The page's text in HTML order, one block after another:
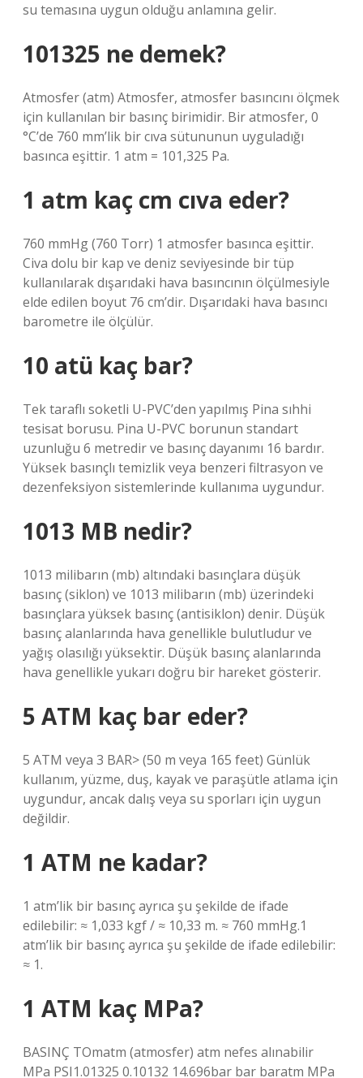
su temasına uygun olduğu anlamına gelir.
101325 ne demek?
Atmosfer (atm) Atmosfer, atmosfer basıncını ölçmek
için kullanılan bir basınç birimidir. Bir atmosfer, 0
°C’de 760 mm’lik bir cıva sütununun uyguladığı
basınca eşittir. 1 atm = 101,325 Pa.
1 atm kaç cm cıva eder?
760 mmHg (760 Torr) 1 atmosfer basınca eşittir.
Civa dolu bir kap ve deniz seviyesinde bir tüp
kullanılarak dışarıdaki hava basıncının ölçülmesiyle
elde edilen boyut 76 cm’dir. Dışarıdaki hava basıncı
barometre ile ölçülür.
10 atü kaç bar?
Tek taraflı soketli U-PVC’den yapılmış Pina sıhhi
tesisat borusu. Pina U-PVC borunun standart
uzunluğu 6 metredir ve basınç dayanımı 16 bardır.
Yüksek basınçlı temizlik veya benzeri filtrasyon ve
dezenfeksiyon sistemlerinde kullanıma uygundur.
1013 MB nedir?
1013 milibarın (mb) altındaki basınçlara düşük
basınç (siklon) ve 1013 milibarın (mb) üzerindeki
basınçlara yüksek basınç (antisiklon) denir. Düşük
basınç alanlarında hava genellikle bulutludur ve
yağış olasılığı yüksektir. Düşük basınç alanlarında
hava genellikle yukarı doğru bir hareket gösterir.
5 ATM kaç bar eder?
5 ATM veya 3 BAR> (50 m veya 165 feet) Günlük
kullanım, yüzme, duş, kayak ve paraşütle atlama için
uygundur, ancak dalış veya su sporları için uygun
değildir.
1 ATM ne kadar?
1 atm’lik bir basınç ayrıca şu şekilde de ifade
edilebilir: ≈ 1,033 kgf / ≈ 10,33 m. ≈ 760 mmHg.1
atm’lik bir basınç ayrıca şu şekilde de ifade edilebilir:
≈ 1.
1 ATM kaç MPa?
BASINÇ TOmatm (atmosfer) atm nefes alınabilir
MPa PSI1.01325 0.10132 14.696bar bar baratm MPa